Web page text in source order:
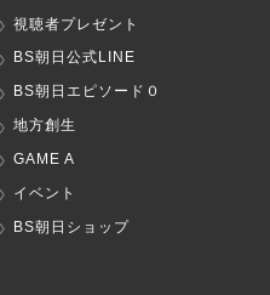
視聴者プレゼント
BS朝日公式LINE
BS朝日エピソード０
地方創生
GAME A
イベント
BS朝日ショップ